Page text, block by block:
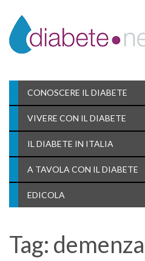
CONOSCERE IL DIABETE
VIVERE CON IL DIABETE
IL DIABETE IN ITALIA
A TAVOLA CON IL DIABETE
EDICOLA
Tag: demenza